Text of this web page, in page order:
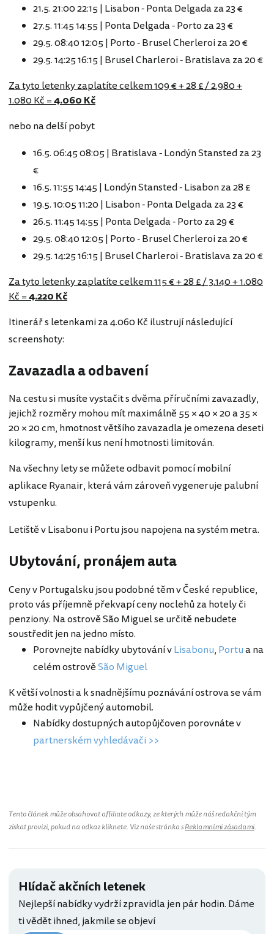
21.5. 21:00 22:15 | Lisabon - Ponta Delgada za 23 €
27.5. 11:45 14:55 | Ponta Delgada - Porto za 23 €
29.5. 08:40 12:05 | Porto - Brusel Cherleroi za 20 €
29.5. 14:25 16:15 | Brusel Charleroi - Bratislava za 20 €
Za tyto letenky zaplatíte celkem 109 € + 28 £ / 2.980 +
1.080 Kč =4.060 Kč
nebo na delší pobyt
16.5. 06:45 08:05 | Bratislava - Londýn Stansted za 23
€
16.5. 11:55 14:45 | Londýn Stansted - Lisabon za 28 £
19.5. 10:05 11:20 | Lisabon - Ponta Delgada za 23 €
26.5. 11:45 14:55 | Ponta Delgada - Porto za 29 €
29.5. 08:40 12:05 | Porto - Brusel Cherleroi za 20 €
29.5. 14:25 16:15 | Brusel Charleroi - Bratislava za 20 €
Za tyto letenky zaplatíte celkem 115 € + 28 £ / 3.140 + 1.080
Kč =4.220 Kč
Itinerář s letenkami za 4.060 Kč ilustrují následující
screenshoty:
Zavazadla a odbavení
Na cestu si musíte vystačit s dvěma příručními zavazadly,
jejichž rozměry mohou mít maximálně 55 × 40 × 20 a 35 ×
20 × 20 cm, hmotnost většího zavazadla je omezena deseti
kilogramy, menší kus není hmotnosti limitován.
Na všechny lety se můžete odbavit pomocí mobilní
aplikace Ryanair, která vám zároveň vygeneruje palubní
vstupenku.
Letiště v Lisabonu i Portu jsou napojena na systém metra.
Ubytování, pronájem auta
Ceny v Portugalsku jsou podobné těm v České republice,
proto vás příjemně překvapí ceny noclehů za hotely či
penziony. Na ostrově São Miguel se určitě nebudete
soustředit jen na jedno místo.
Porovnejte nabídky ubytování vLisabonu, Portua na
celém ostrověSão Miguel
K větší volnosti a k snadnějšímu poznávání ostrova se vám
může hodit vypůjčený automobil.
Nabídky dostupných autopůjčoven porovnáte v
partnerském vyhledávači >>
Tento článek může obsahovat affiliate odkazy, ze kterých může náš redakční tým
získat provizi, pokud na odkaz kliknete. Viz naše stránka sReklamními zásadami.
Hlídač akčních letenek
Nejlepší nabídky vydrží zpravidla jen pár hodin. Dáme
ti vědět ihned, jakmile se objeví